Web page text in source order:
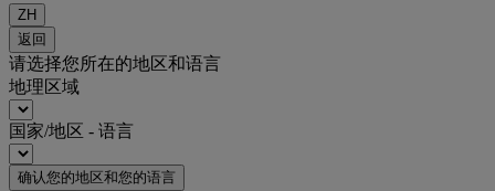
ZH
返回
请选择您所在的地区和语言
地理区域
国家/地区 - 语言
确认您的地区和您的语言